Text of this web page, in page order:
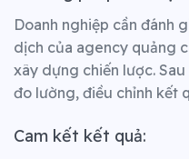
Doanh nghiệp cần đánh
dịch của agency quảng
xây dựng chiến lược.
đo lường, điều chỉnh kết
Cam kết kết quả: